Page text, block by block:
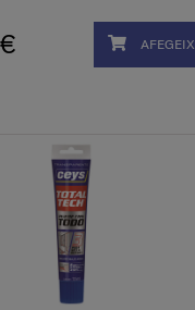
AFEGEIX